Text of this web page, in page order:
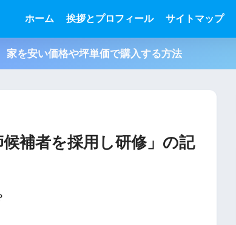
ホーム 挨拶とプロフィール サイトマップ
家を安い価格や坪単価で購入する方法
補者を採用し研修」の記